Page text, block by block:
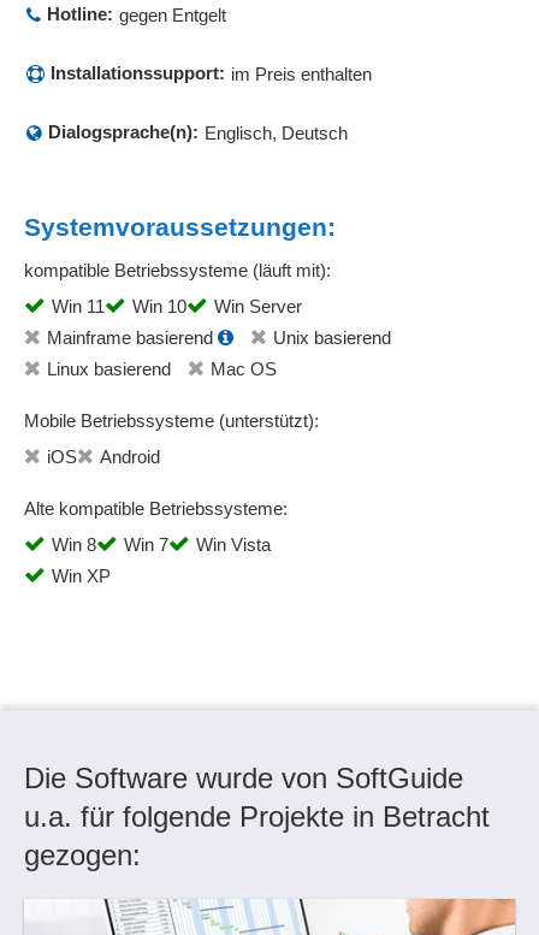
Hotline: gegen Entgelt
Installationssupport: im Preis enthalten
Dialogsprache(n): Englisch, Deutsch
Systemvoraussetzungen:
kompatible Betriebssysteme (läuft mit):
Win 11
Win 10
Win Server
Mainframe basierend
Unix basierend
Linux basierend
Mac OS
Mobile Betriebssysteme (unterstützt):
iOS
Android
Alte kompatible Betriebssysteme:
Win 8
Win 7
Win Vista
Win XP
Die Software wurde von SoftGuide
u.a. für folgende Projekte in Betracht
gezogen: